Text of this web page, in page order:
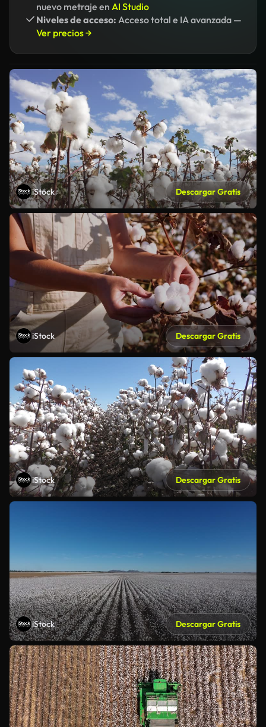
nuevo metraje en AI Studio
Niveles de acceso: Acceso total e IA avanzada —
Ver precios →
iStock Descargar Gratis
iStock Descargar Gratis
iStock Descargar Gratis
iStock Descargar Gratis